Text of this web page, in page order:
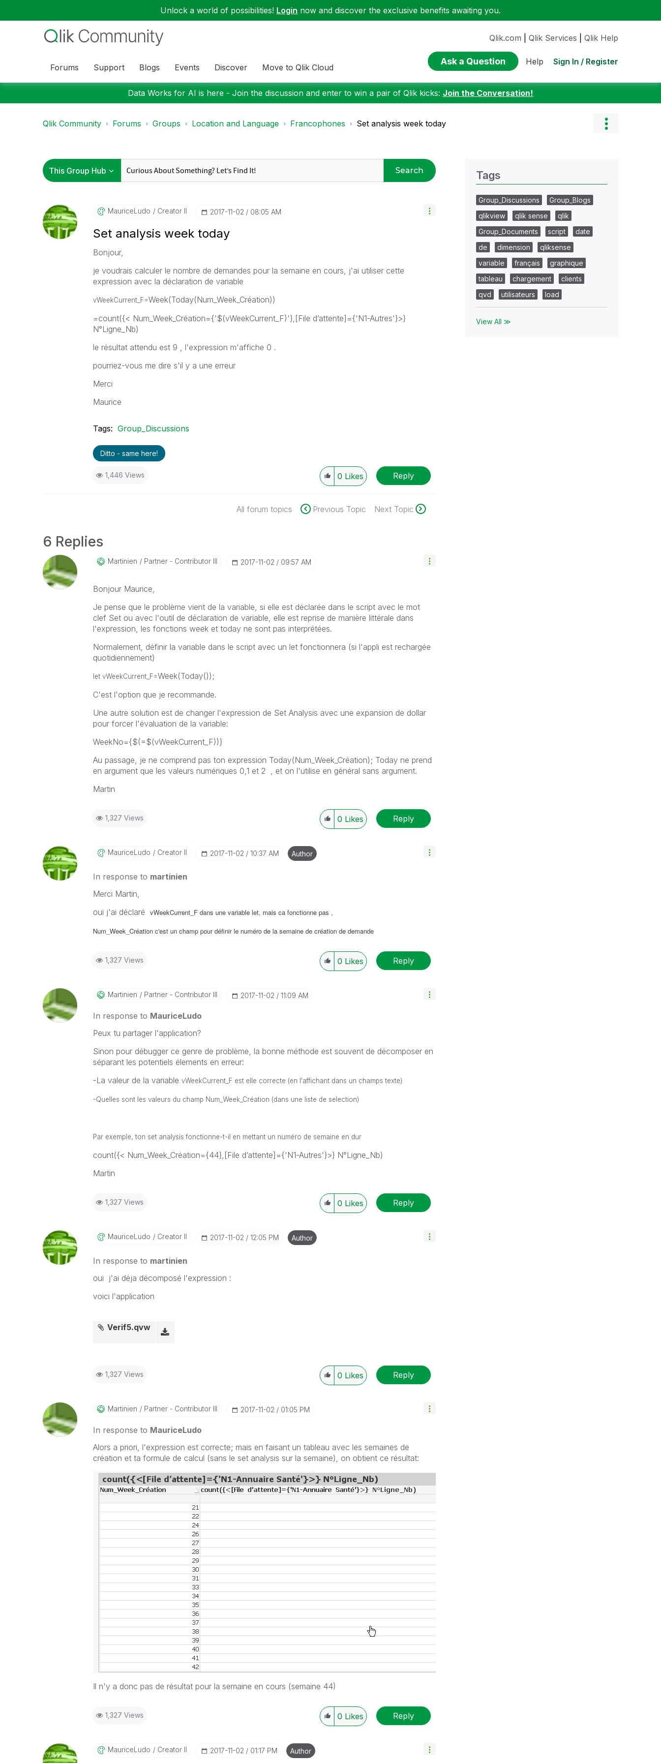
Unlock a world of possibilities! Login now and discover the exclusive benefits awaiting you.
Forums Support Blogs Events Discover Move to Qlik Cloud
Qlik.com Qlik Services Qlik Help
Ask a Question Help Sign In / Register
Data Works for AI is here - Join the discussion and enter to win a pair of Qlik kicks: Join the Conversation!
Qlik Community Forums Groups Location and Language Francophones Set analysis week today
Search
MauriceLudo Creator II ‎2017-11-02 08:05 AM
Set analysis week today
Bonjour,
je voudrais calculer le nombre de demandes pour la semaine en cours, j'ai utiliser cette
expression avec la déclaration de variable
vWeekCurrent_F=Week(Today(Num_Week_Création))
=count({< Num_Week_Création={'$(vWeekCurrent_F)'},[File d’attente]={'N1-Autres'}>}
N°Ligne_Nb)
le résultat attendu est 9 , l'expression m'affiche 0 .
pourriez-vous me dire s'il y a une erreur
Merci
Maurice
Tags: Group_Discussions
Ditto - same here!
1,446 Views 0 Likes Reply
All forum topics Previous Topic Next Topic
6 Replies
Martinien Partner - Contributor III ‎2017-11-02 09:57 AM
Bonjour Maurice,
Je pense que le problème vient de la variable, si elle est déclarée dans le script avec le mot
clef Set ou avec l'outil de déclaration de variable, elle est reprise de manière littérale dans
l'expression, les fonctions week et today ne sont pas interprétées.
Normalement, définir la variable dans le script avec un let fonctionnera (si l'appli est rechargée
quotidiennement)
let vWeekCurrent_F=Week(Today());
C'est l'option que je recommande.
Une autre solution est de changer l'expression de Set Analysis avec une expansion de dollar
pour forcer l'évaluation de la variable:
WeekNo={$(=$(vWeekCurrent_F))}
Au passage, je ne comprend pas ton expression Today(Num_Week_Création); Today ne prend
en argument que les valeurs numériques 0,1 et 2 , et on l'utilise en général sans argument.
Martin
1,327 Views 0 Likes Reply
MauriceLudo Creator II ‎2017-11-02 10:37 AM Author
In response to martinien
Merci Martin,
oui j'ai déclaré vWeekCurrent_F dans une variable let, mais ca fonctionne pas ,
Num_Week_Création c'est un champ pour définir le numéro de la semaine de création de demande
1,327 Views 0 Likes Reply
Martinien Partner - Contributor III ‎2017-11-02 11:09 AM
In response to MauriceLudo
Peux tu partager l'application?
Sinon pour débugger ce genre de problème, la bonne méthode est souvent de décomposer en
séparant les potentiels élements en erreur:
-La valeur de la variable vWeekCurrent_F est elle correcte (en l'affichant dans un champs texte)
-Quelles sont les valeurs du champ Num_Week_Création (dans une liste de selection)
Par exemple, ton set analysis fonctionne-t-il en mettant un numéro de semaine en dur
count({< Num_Week_Création={44},[File d’attente]={'N1-Autres'}>} N°Ligne_Nb)
Martin
1,327 Views 0 Likes Reply
MauriceLudo Creator II ‎2017-11-02 12:05 PM Author
In response to martinien
oui j'ai déja décomposé l'expression :
voici l'application
Verif5.qvw
1,327 Views 0 Likes Reply
Martinien Partner - Contributor III ‎2017-11-02 01:05 PM
In response to MauriceLudo
Alors a priori, l'expression est correcte; mais en faisant un tableau avec les semaines de
création et ta formule de calcul (sans le set analysis sur la semaine), on obtient ce résultat:
Il n'y a donc pas de résultat pour la semaine en cours (semaine 44)
1,327 Views 0 Likes Reply
MauriceLudo Creator II ‎2017-11-02 01:17 PM Author
Tags
Group_Discussions
Group_Blogs
qlikview
qlik sense
qlik
Group_Documents
script
date
de
dimension
qliksense
variable
français
graphique
tableau
chargement
clients
qvd
utilisateurs load
View All ≫